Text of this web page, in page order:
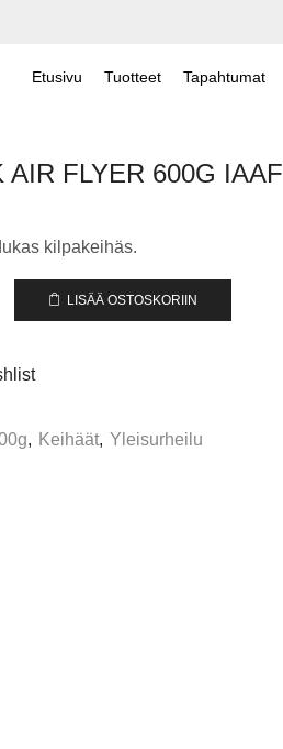
Etusivu Tuotteet Tapahtumat
AIR FLYER 600G IAAF
kilpakeihäs.
LISÄÄ OSTOSKORIIN
, Keihäät, Yleisurheilu